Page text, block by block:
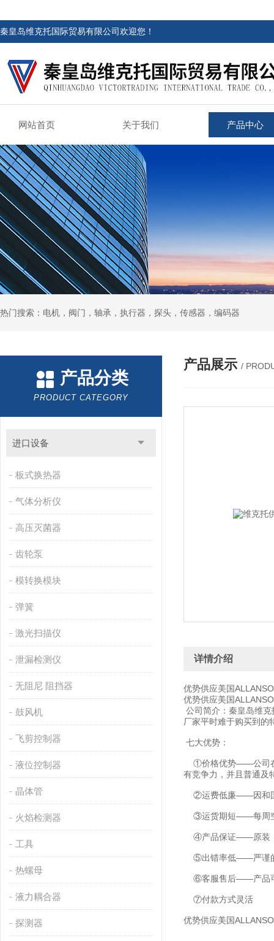
秦皇岛维克托国际贸易有限公司欢迎您！
网站首页 关于我们 产品中心
热门搜索：电机，阀门，轴承，执行器，探头，传感器，编码器
产品分类
PRODUCT CATEGORY
进口设备
板式换热器
气体分析仪
高压灭菌器
齿轮泵
模转换模块
弹簧
激光扫描仪
泄漏检测仪
无阻尼 阻挡器
鼓风机
飞剪控制器
液位控制器
晶体管
火焰检测器
工具
热螺母
液力耦合器
探测器
产品展示 /
详情介绍
优势供应美国
优势供应美国
公司简介：秦皇岛维
厂家平时难于购买到的
七大优势：
①价格优势——公司在
有竞争力，并且普通及
②运费低廉——因和国
③运货期短——每周空
④产品保证——原装
⑤出错率低——严谨的
⑥客服售后——产品可
⑦付款方式灵活
优势供应美国